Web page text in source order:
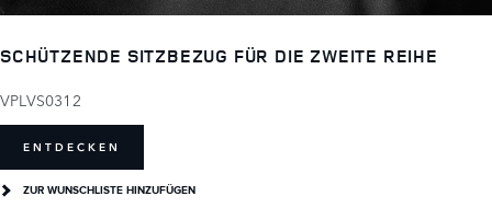
SCHÜTZENDE SITZBEZUG FÜR DIE ZWEITE REIHE
VPLVS0312
ENTDECKEN
ZUR WUNSCHLISTE HINZUFÜGEN